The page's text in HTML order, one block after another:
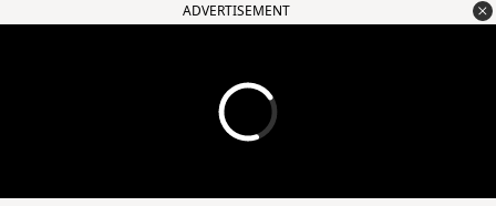
ADVERTISEMENT